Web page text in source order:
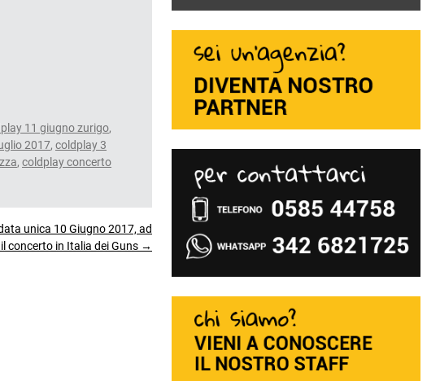
11 giugno zurigo,
2017, coldplay 3
, coldplay concerto
unica 10 Giugno 2017, ad
concerto in Italia dei Guns →